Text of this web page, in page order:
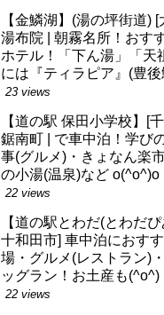
【金鱗湖】(湯の坪街道)
湯布院 | 朝霧名所！おす
ホテル！「下ん湯」「天
には『ティラピア』(豊後
23 views
【道の駅 保田小学校】[
鋸南町 | で車中泊！学び
事(グルメ)・きょなん楽
の小湯(温泉)など o(^o^)o
22 views
【道の駅とわだ(とわだ
十和田市] 車中泊におす
場・グルメ(レストラン)
ッグラン！お土産も(^o^)
22 views